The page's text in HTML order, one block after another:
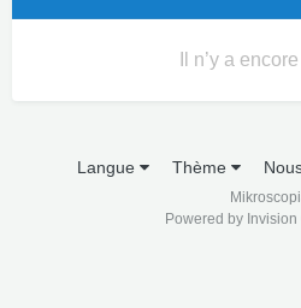
Il n’y a
Langue Thème
Powered by